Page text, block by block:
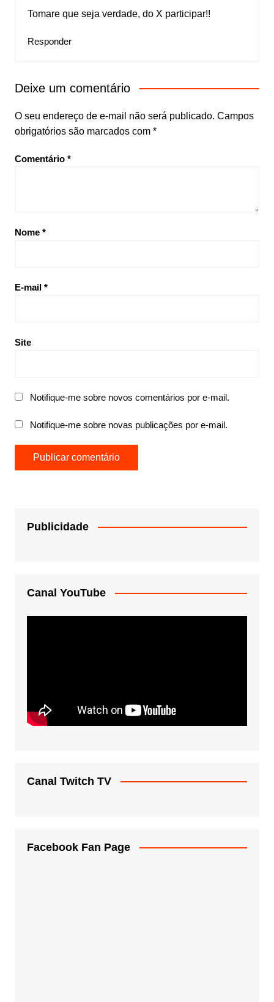
Tomare que seja verdade, do X participar!!
Responder
Deixe um comentário
O seu endereço de e-mail não será publicado. Campos
obrigatórios são marcados com *
Comentário *
Nome *
E-mail *
Site
Notifique-me sobre novos comentários por e-mail.
Notifique-me sobre novas publicações por e-mail.
Publicidade
Canal YouTube
Canal Twitch TV
Facebook Fan Page